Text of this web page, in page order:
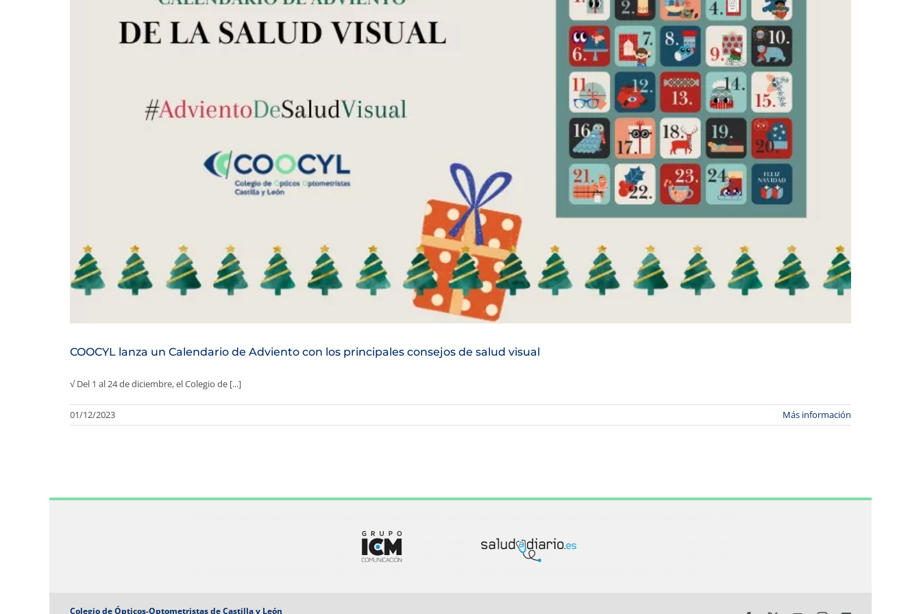
COOCYL lanza un Calendario de Adviento con los principales consejos de salud visual
√ Del 1 al 24 de diciembre, el Colegio de [...]
01/12/2023 Más información
Colegio de Ópticos-Optometristas de Castilla y León